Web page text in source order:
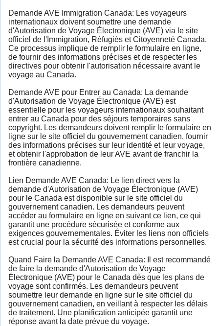
Demande AVE Immigration Canada: Les voyageurs
internationaux doivent soumettre une demande
d'Autorisation de Voyage Électronique (AVE) via le site
officiel de l'Immigration, Réfugiés et Citoyenneté Canada.
Ce processus implique de remplir le formulaire en ligne,
de fournir des informations précises et de respecter les
directives pour obtenir l'autorisation nécessaire avant le
voyage au Canada.
Demande AVE pour Entrer au Canada: La demande
d'Autorisation de Voyage Électronique (AVE) est
essentielle pour les voyageurs internationaux souhaitant
entrer au Canada pour des séjours temporaires sans
copyright. Les demandeurs doivent remplir le formulaire en
ligne sur le site officiel du gouvernement canadien, fournir
des informations précises sur leur identité et leur voyage,
et obtenir l'approbation de leur AVE avant de franchir la
frontière canadienne.
Lien Demande AVE Canada: Le lien direct vers la
demande d'Autorisation de Voyage Électronique (AVE)
pour le Canada est disponible sur le site officiel du
gouvernement canadien. Les demandeurs peuvent
accéder au formulaire en ligne en suivant ce lien, ce qui
garantit une procédure sécurisée et conforme aux
exigences gouvernementales. Éviter les liens non officiels
est crucial pour la sécurité des informations personnelles.
Quand Faire la Demande AVE Canada: Il est recommandé
de faire la demande d'Autorisation de Voyage
Électronique (AVE) pour le Canada dès que les plans de
voyage sont confirmés. Les demandeurs peuvent
soumettre leur demande en ligne sur le site officiel du
gouvernement canadien, en veillant à respecter les délais
de traitement. Une planification anticipée garantit une
réponse avant la date prévue du voyage.